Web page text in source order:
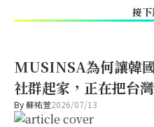
接
MUSINSA為何讓韓
社群起家，正在把台
By蘇祐萱2026/07/13